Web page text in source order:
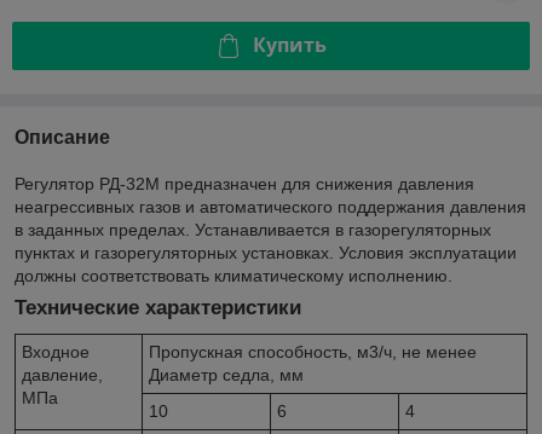
Купить
Описание
Регулятор РД-32М предназначен для снижения давления
неагрессивных газов и автоматического поддержания давления
в заданных пределах. Устанавливается в газорегуляторных
пунктах и газорегуляторных установках. Условия эксплуатации
должны соответствовать климатическому исполнению.
Технические характеристики
Входное
давление,
МПа
Пропускная способность, м3/ч, не менее
Диаметр седла, мм
10
6
4